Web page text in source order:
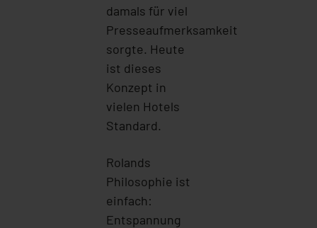
damals für viel
Presseaufmerksamkeit
sorgte. Heute
ist dieses
Konzept in
vielen Hotels
Standard.
Rolands
Philosophie ist
einfach:
Entspannung